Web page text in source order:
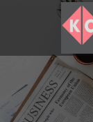
ANASAYFA
HAKKIMIZDA
ÜRÜNLERİMİZ